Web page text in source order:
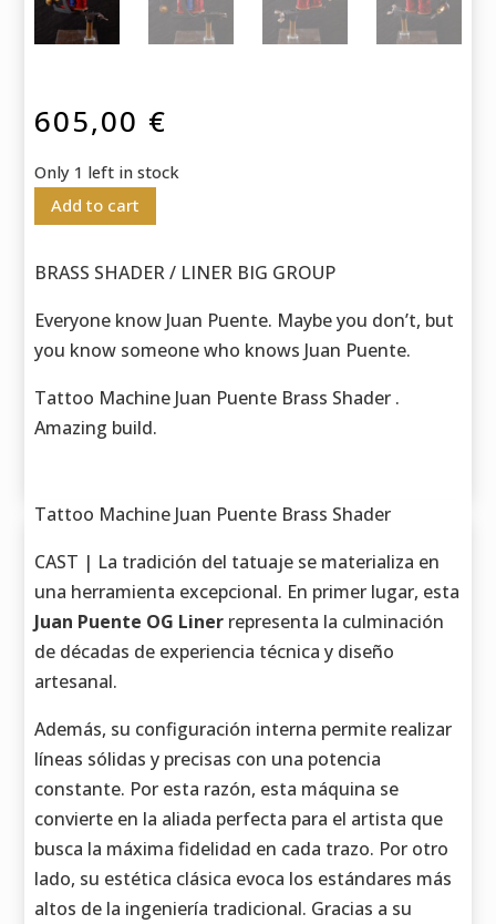
605,00 €
Only 1 left in stock
Add to cart
BRASS SHADER / LINER BIG GROUP
Everyone know Juan Puente. Maybe you don’t, but
you know someone who knows Juan Puente.
Tattoo Machine Juan Puente Brass Shader .
Amazing build.
Tattoo Machine Juan Puente Brass Shader
CAST | La tradición del tatuaje se materializa en
una herramienta excepcional. En primer lugar, esta
Juan Puente OG Liner representa la culminación
de décadas de experiencia técnica y diseño
artesanal.
Además, su configuración interna permite realizar
líneas sólidas y precisas con una potencia
constante. Por esta razón, esta máquina se
convierte en la aliada perfecta para el artista que
busca la máxima fidelidad en cada trazo. Por otro
lado, su estética clásica evoca los estándares más
altos de la ingeniería tradicional. Gracias a su